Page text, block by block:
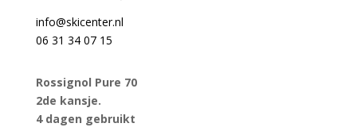
info@skicenter.nl
06 31 34 07 15
Rossignol Pure 70
2de kansje.
4 dagen gebruikt